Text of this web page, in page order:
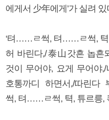
에게서 少年에게’가 실려 있
‘텨……ㄹ썩, 텨……ㄹ썩,
허 바린다,/泰山갓흔 놉흔
것이 무어야, 요게 무어야
호통까디 하면서,/따린다
썩, 텨……ㄹ썩, 텩, 튜르릉,